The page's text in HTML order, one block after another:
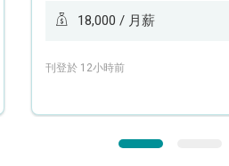
18,000 / 月薪
刊登於 12小時前